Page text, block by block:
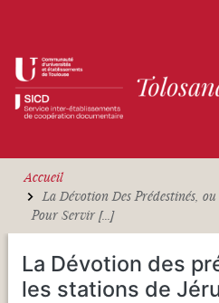
Accueil
La Dévotion Des Prédestinés,
Pour Servir [...]
La Dévotion des
les stations de